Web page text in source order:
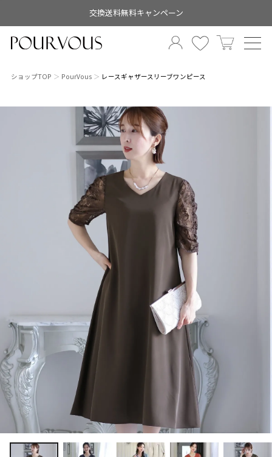
交換送料無料キャンペーン
ショップTOP PourVous レースギャザースリーブワンピース